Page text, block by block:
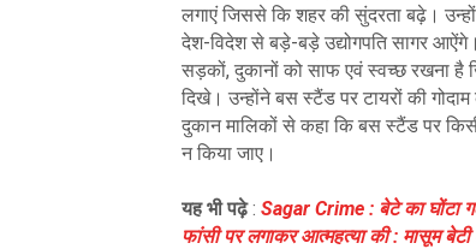
लगाएं जिससे कि शहर की सुंदरता बढ़े।
देश-विदेश से बड़े-बड़े उद्योगपति सागर
सड़कों, दुकानों को साफ एवं स्वच्छ रखना है
दिखे। उन्होंने बस स्टैंड पर टायरों की
दुकान मालिकों से कहा कि बस स्टैंड पर
न किया जाए।
यह भी पढ़े: Sagar Crime : बेटे का घोंटा
फांसी पर लगाकर आत्महत्या की : मासूम बेटी